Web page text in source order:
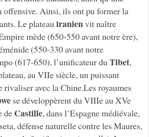
offensive. Ainsi, ils ont pu former la
Le plateauiranienvit naître
mède (650-550 avant notre ère),
(550-330 avant notre
(617-650), l’unificateur duTibet,
au VIIe siècle, un puissant
rivaliser avec la Chine.Les royaumes
se développèrent du VIIIe au XVe
de Castille, dans l’Espagne médiévale,
défense naturelle contre les Maures,